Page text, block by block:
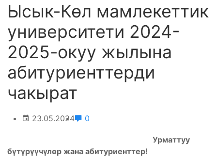
Ысык-Көл мамлекеттик
университети 2024-
2025-окуу жылына
абитуриенттерди
чакырат
23.05.2024 0
Урматтуу
бүтүрүүчүлөр жана абитуриенттер!